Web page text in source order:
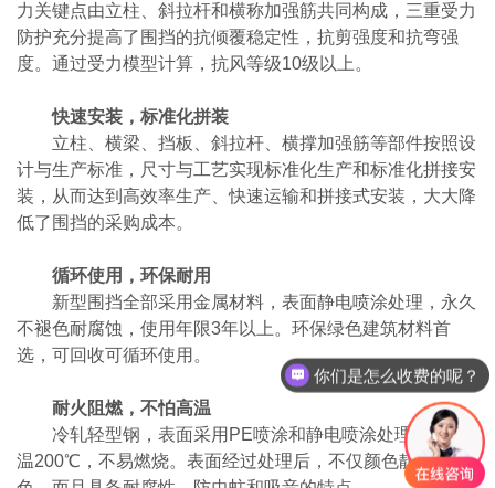
力关键点由立柱、斜拉杆和横称加强筋共同构成，三重受力
防护充分提高了围挡的抗倾覆稳定性，抗剪强度和抗弯强
度。通过受力模型计算，抗风等级10级以上。
快速安装，标准化拼装
立柱、横梁、挡板、斜拉杆、横撑加强筋等部件按照设
计与生产标准，尺寸与工艺实现标准化生产和标准化拼接安
装，从而达到高效率生产、快速运输和拼接式安装，大大降
低了围挡的采购成本。
循环使用，环保耐用
新型围挡全部采用金属材料，表面静电喷涂处理，永久
不褪色耐腐蚀，使用年限3年以上。环保绿色建筑材料首
选，可回收可循环使用。
耐火阻燃，不怕高温
冷轧轻型钢，表面采用PE喷涂和静电喷涂处理，耐高
温200℃，不易燃烧。表面经过处理后，不仅颜色靓丽不脱
你们是怎么收费的呢？
现在有优惠活动么？